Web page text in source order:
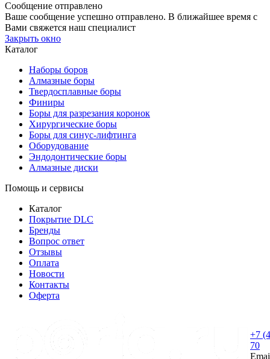
Сообщение отправлено
Ваше сообщение успешно отправлено. В ближайшее время с
Вами свяжется наш специалист
Закрыть окно
Каталог
Наборы боров
Алмазные боры
Твердосплавные боры
Финиры
Боры для разрезания коронок
Хирургические боры
Боры для синус-лифтинга
Оборудование
Эндодонтические боры
Алмазные диски
Помощь и сервисы
Каталог
Покрытие DLC
Бренды
Вопрос ответ
Отзывы
Оплата
Новости
Контакты
Оферта
+7
70